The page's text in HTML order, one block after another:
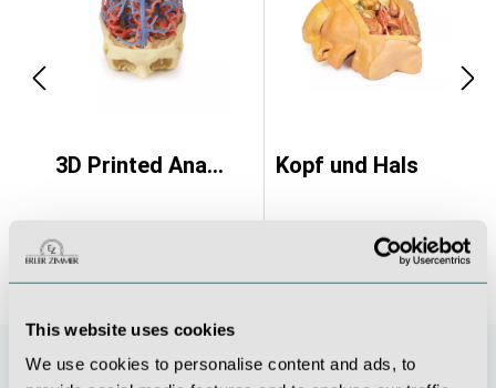
This website uses cookies
We use cookies to personalise content and ads, to
3D Printed Anatomy - Arterial and Venous Circulation Kopf und Hals